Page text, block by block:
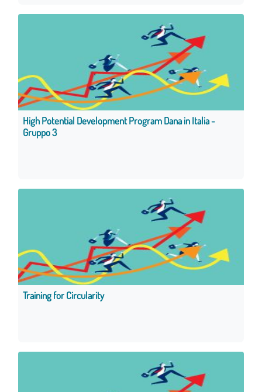
High Potential Development Program Dana in Italia -
Gruppo 3
Training for Circularity